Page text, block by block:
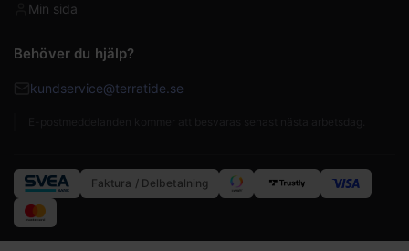
Min sida
Behöver du hjälp?
kundservice@terratide.se
Faktura / Delbetalning